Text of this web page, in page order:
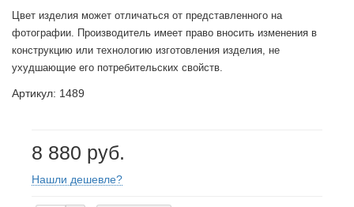
Цвет изделия может отличаться от представленного на
фотографии. Производитель имеет право вносить изменения в
конструкцию или технологию изготовления изделия, не
ухудшающие его потребительских свойств.
Артикул: 1489
8 880 руб.
Нашли дешевле?